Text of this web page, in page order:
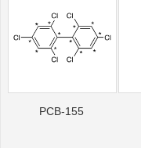
PCB-155